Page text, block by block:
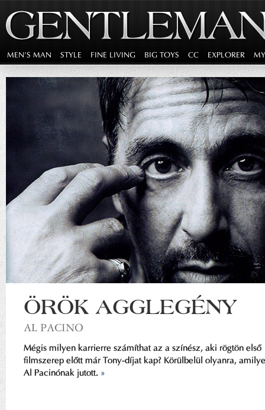
MEN'S MAN STYLE FINE LIVING BIG TOYS CC EXPLORER
ÖRÖK AGGLEGÉNY
AL PACINO
Mégis milyen karrierre számíthat az a színész, aki rögtön első
filmszerep előtt már Tony-díjat kap? Körülbelül olyanra,
Al Pacinónak jutott. »